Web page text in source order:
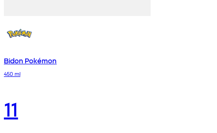
Bidon Pokémon
450 ml
11